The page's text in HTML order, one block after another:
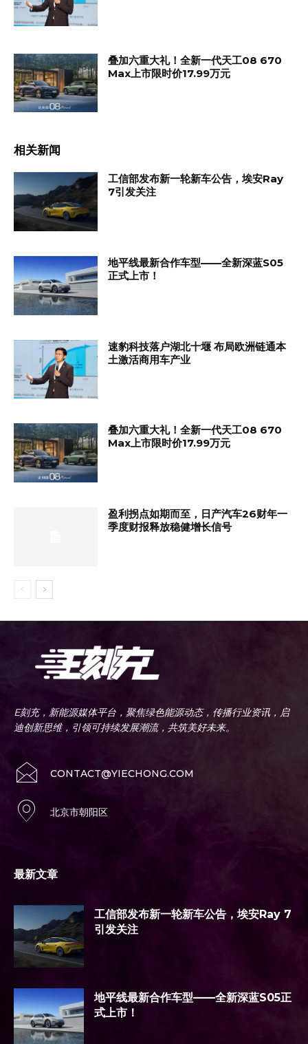
叠加六重大礼！全新一代天工08 670
Max上市限时价17.99万元
相关新闻
工信部发布新一轮新车公告，埃安Ray
7引发关注
地平线最新合作车型——全新深蓝S05
正式上市！
速豹科技落户湖北十堰 布局欧洲链通本
土激活商用车产业
叠加六重大礼！全新一代天工08 670
Max上市限时价17.99万元
盈利拐点如期而至，日产汽车26财年一
季度财报释放稳健增长信号
E刻充，新能源媒体平台，聚焦绿色能源动态，传播行业资讯，启
迪创新思维，引领可持续发展潮流，共筑美好未来。
CONTACT@YIECHONG.COM
北京市朝阳区
最新文章
工信部发布新一轮新车公告，埃安Ray 7
引发关注
地平线最新合作车型——全新深蓝S05正
式上市！